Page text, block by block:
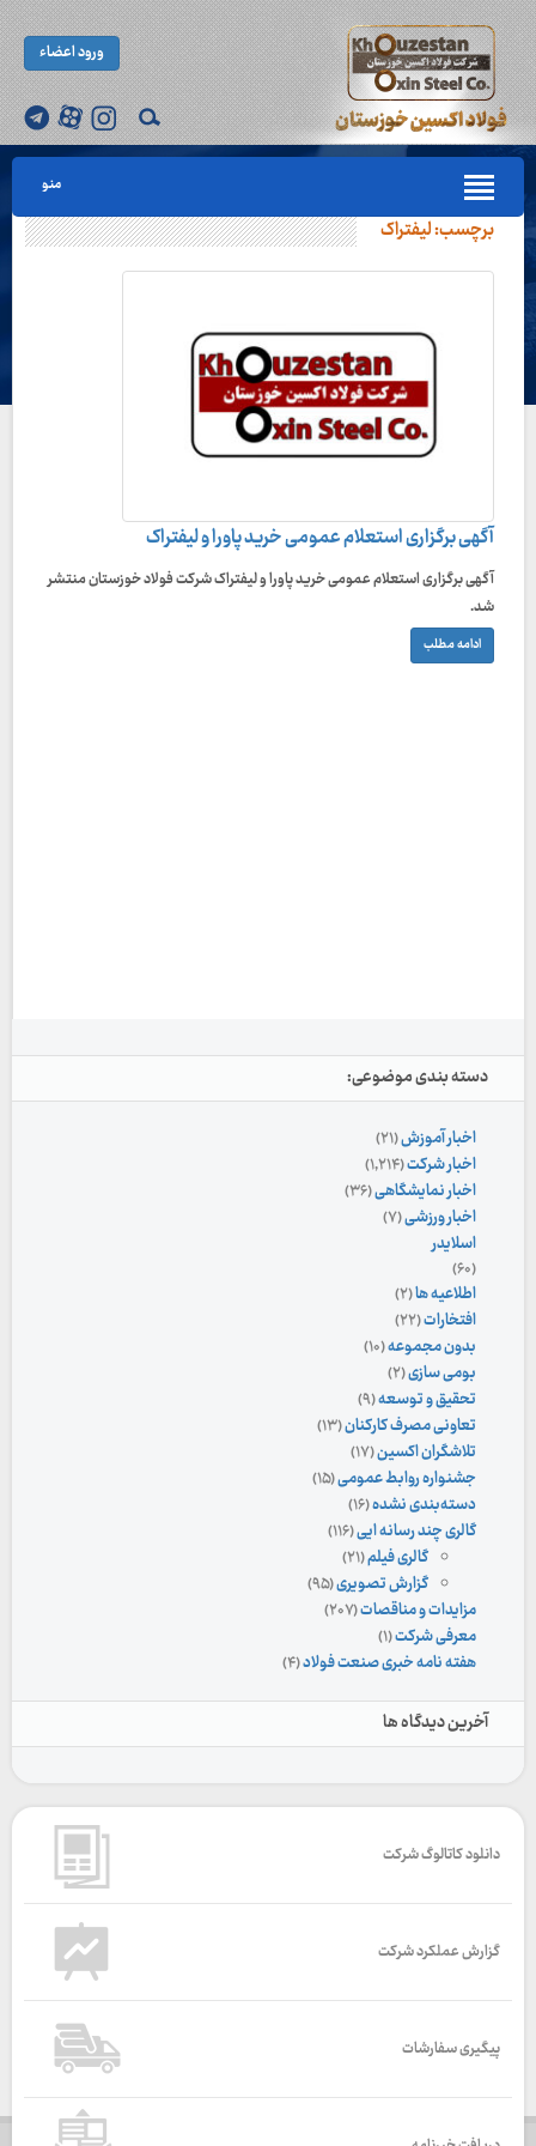
ورود اعضاء
منو
برچسب:لیفتراک
آگهی برگزاری استعلام عمومی خرید پاورا و لیفتراک
آگهی برگزاری استعلام عمومی خرید پاورا و لیفتراک شرکت فولاد خوزستان منتشر
شد.
ادامه مطلب
دسته بندی موضوعی:
اخبار آموزش(۲۱)
اخبار شرکت(۱,۲۱۴)
اخبار نمایشگاهی(۳۶)
اخبار ورزشی(۷)
اسلایدر
(۶۰)
اطلاعیه ها(۲)
افتخارات(۲۲)
بدون مجموعه(۱۰)
بومی سازی(۲)
تحقیق و توسعه(۹)
تعاونی مصرف کارکنان(۱۳)
تلاشگران اکسین(۱۷)
جشنواره روابط عمومی(۱۵)
دسته‌بندی نشده(۱۶)
گالری چند رسانه ایی(۱۱۶)
گالری فیلم(۲۱)
گزارش تصویری(۹۵)
مزایدات و مناقصات(۲۰۷)
معرفی شرکت(۱)
هفته نامه خبری صنعت فولاد(۴)
آخرین دیدگاه ها
دانلود کاتالوگ شرکت
گزارش عملکرد شرکت
پیگیری سفارشات